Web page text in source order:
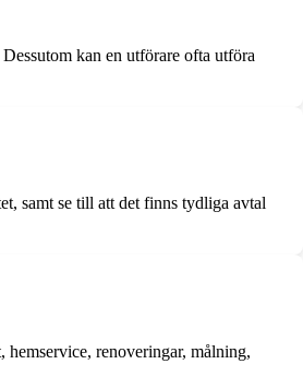
kan en utförare ofta utföra
samt se till att det finns tydliga avtal
hemservice, renoveringar, målning,